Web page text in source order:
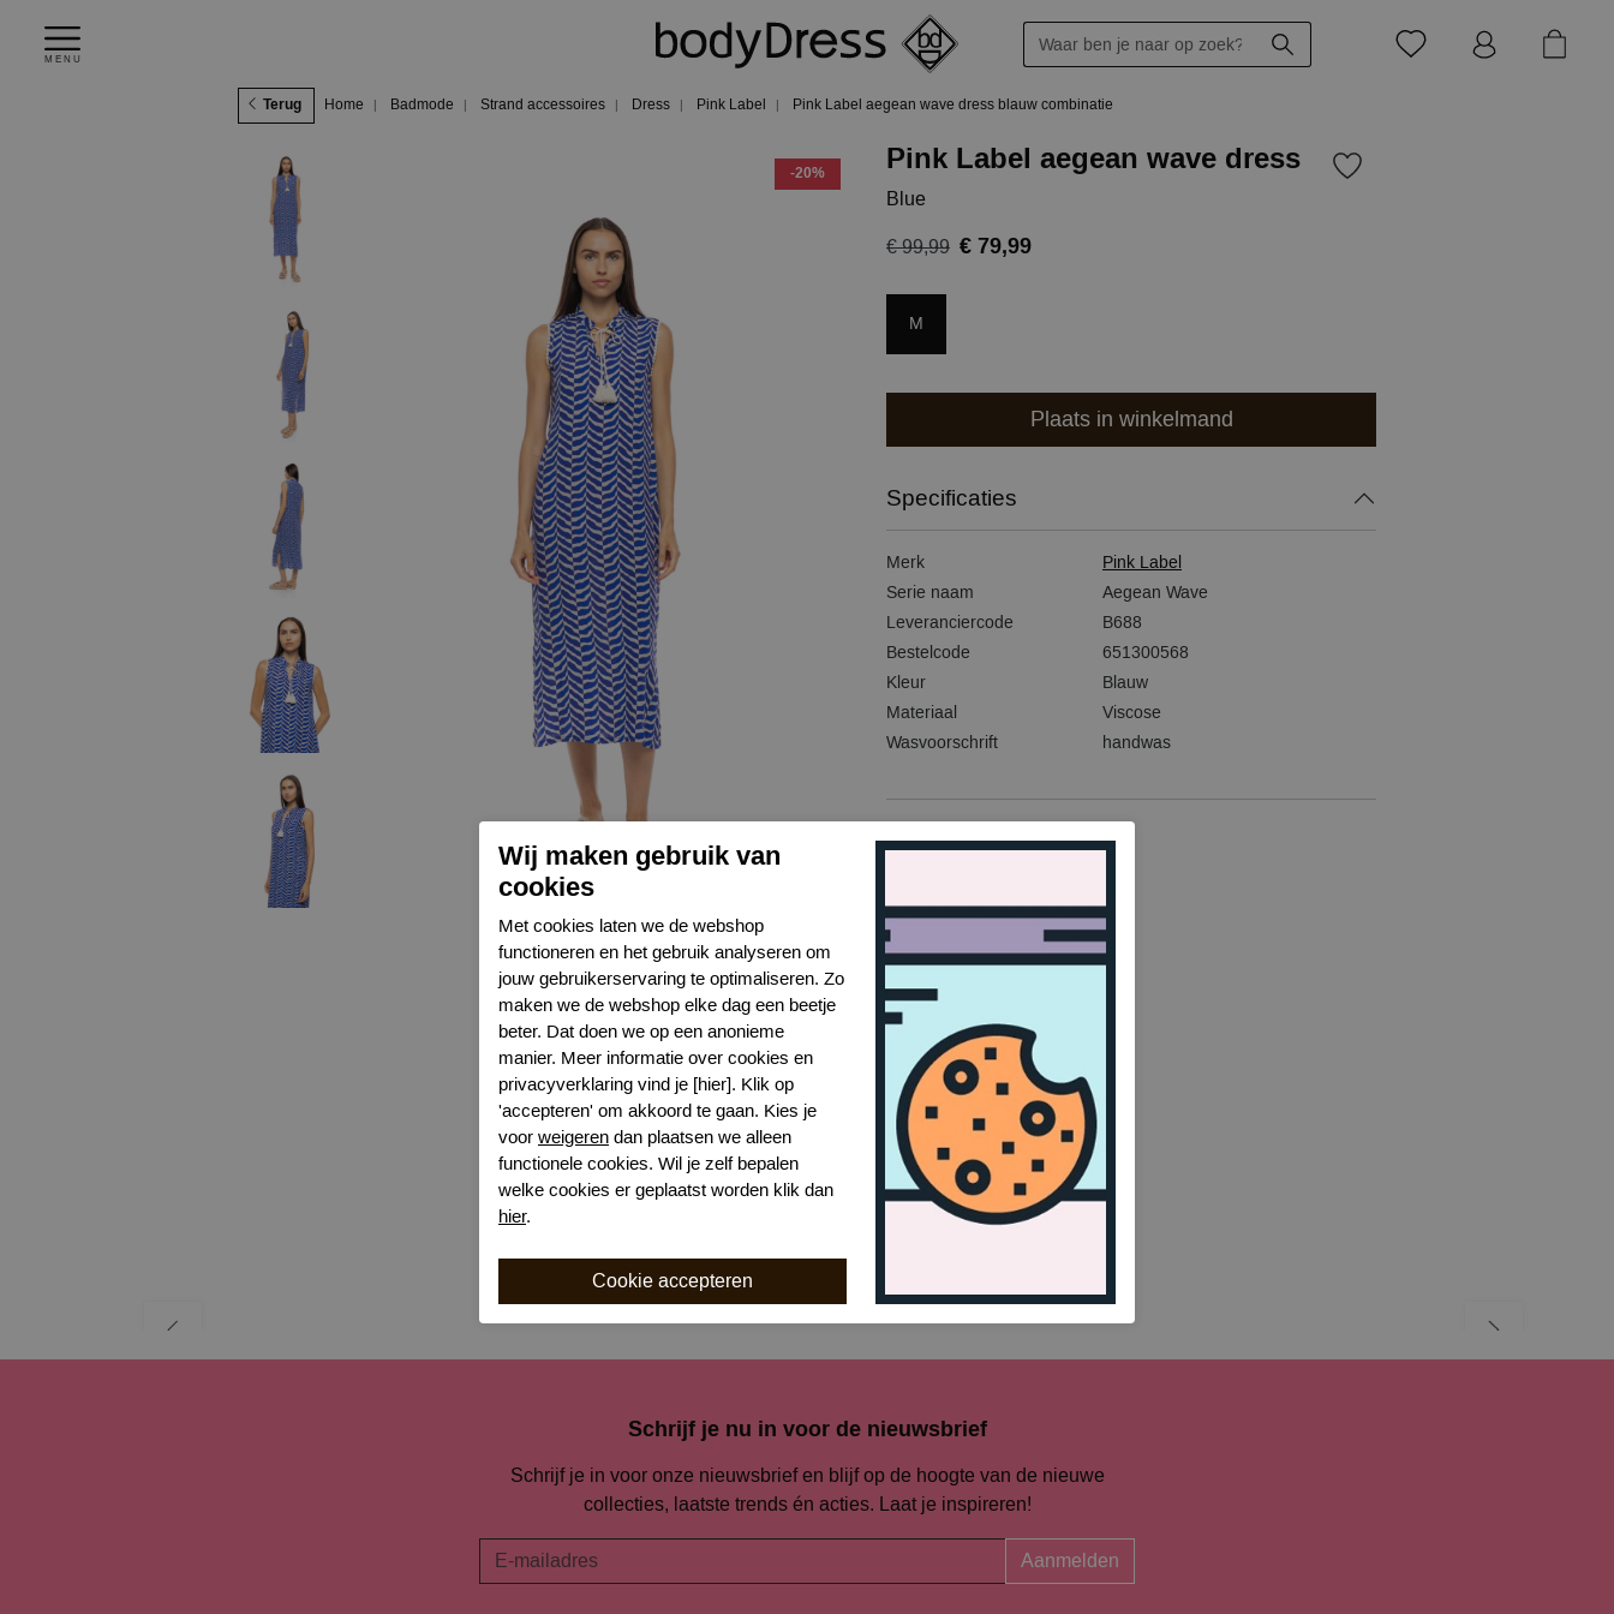
MENU
Terug Home Badmode Strand accessoires Dress Pink Label Pink Label aegean wave dress blauw combinatie
-20% Pink Label aegean wave dress
Blue
€ 99,99 € 79,99
M
Plaats in winkelmand
Specificaties
Merk
Pink Label
Serie naam
Aegean Wave
Leveranciercode
B688
Bestelcode
651300568
Kleur
Blauw
Materiaal
Viscose
Wasvoorschrift
handwas
Toon alles van Pink Label
Naar alle strand accessoires
Pink Label
Schrijf je nu in voor de nieuwsbrief
Schrijf je in voor onze nieuwsbrief en blijf op de hoogte van de nieuwe
collecties, laatste trends én acties. Laat je inspireren!
Aanmelden
Wij maken gebruik van
cookies
Met cookies laten we de webshop
functioneren en het gebruik analyseren om
jouw gebruikerservaring te optimaliseren. Zo
maken we de webshop elke dag een beetje
beter. Dat doen we op een anonieme
manier. Meer informatie over cookies en
privacyverklaring vind je [hier]. Klik op
'accepteren' om akkoord te gaan. Kies je
voor weigeren dan plaatsen we alleen
functionele cookies. Wil je zelf bepalen
welke cookies er geplaatst worden klik dan
hier.